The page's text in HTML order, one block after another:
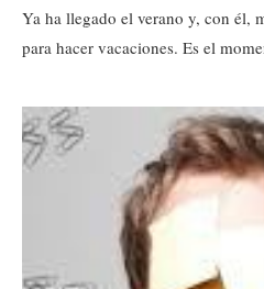
Ya ha llegado el verano y, con él,
para hacer vacaciones. Es el